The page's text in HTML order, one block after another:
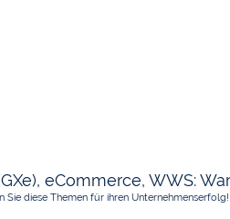
, eCommerce, WWS:
Sie diese Themen für ihren Unternehmenserfolg!